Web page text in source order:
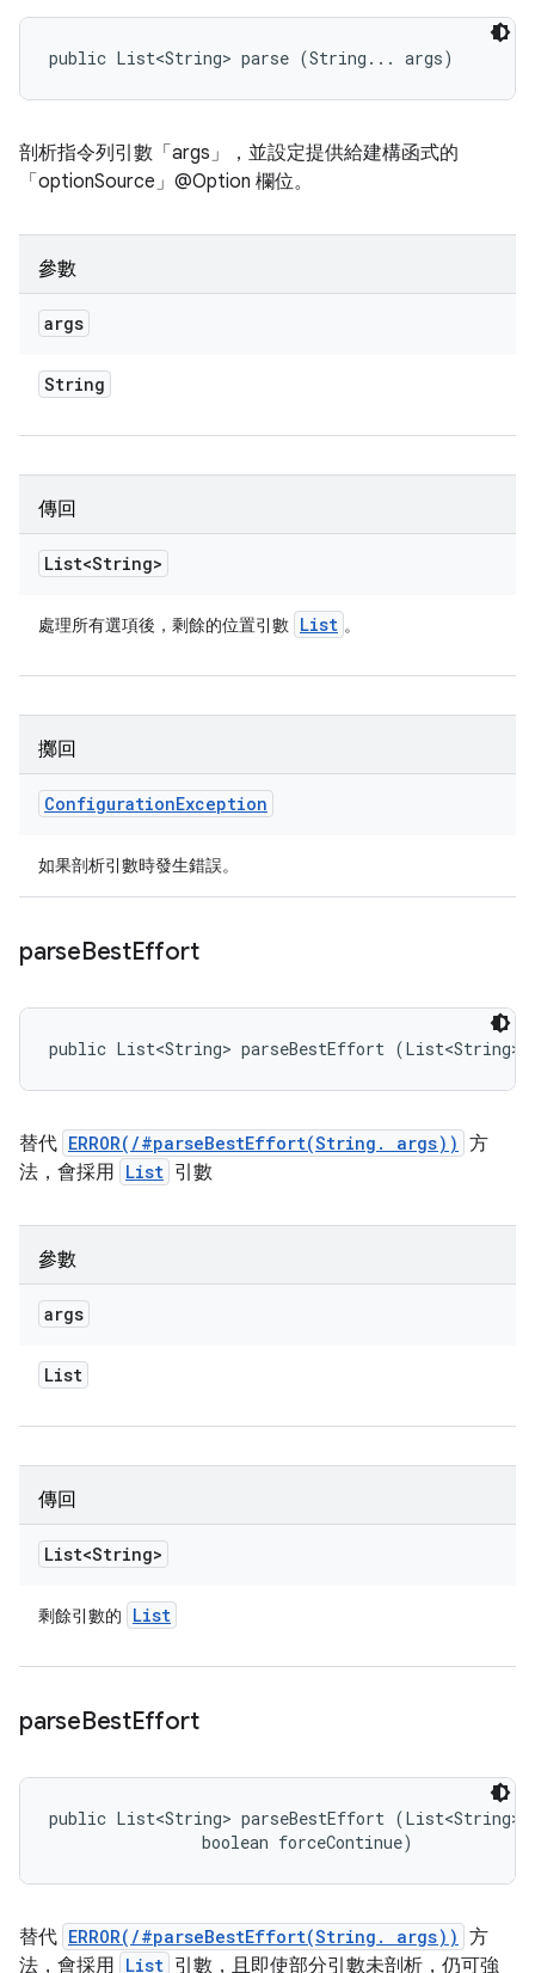
public List<String> parse (String... args)
剖析指令列引數「args」，並設定提供給建構函式的
「optionSource」@Option 欄位。
參數
args
String
傳回
List<String>
處理所有選項後，剩餘的位置引數 List 。
擲回
ConfigurationException
如果剖析引數時發生錯誤。
parseBestEffort
public List<String> parseBestEffort (List<String>
替代 ERROR(/#parseBestEffort(String. args)) 方
法，會採用 List 引數
參數
args
List
傳回
List<String>
剩餘引數的 List
parseBestEffort
public List<String> parseBestEffort
                boolean forceContinue)
替代 ERROR(/#parseBestEffort(String. args)) 方
法，會採用 List 引數，且即使部分引數未剖析，仍可強